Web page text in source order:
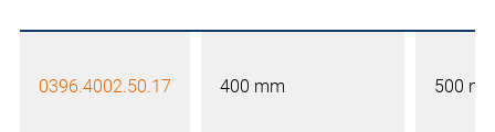
0396.4002.50.17 400 mm 500